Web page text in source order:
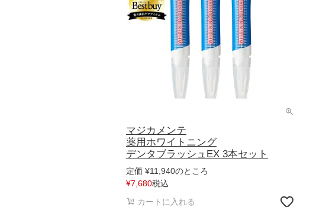
マジカメンテ
薬用ホワイトニング
デンタブラッシュEX 3本セット
定価 ¥11,940のところ
¥7,680税込
カートに入れる